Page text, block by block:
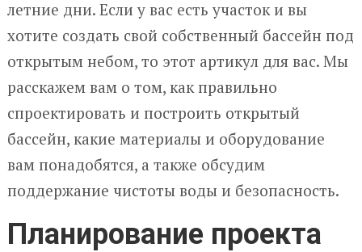
летние дни. Если у вас есть участок и вы
хотите создать свой собственный бассейн под
открытым небом, то этот артикул для вас. Мы
расскажем вам о том, как правильно
спроектировать и построить открытый
бассейн, какие материалы и оборудование
вам понадобятся, а также обсудим
поддержание чистоты воды и безопасность.
Планирование проекта